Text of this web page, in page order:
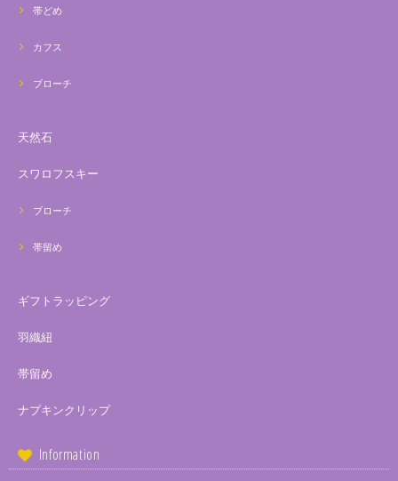
帯どめ
カフス
ブローチ
天然石
スワロフスキー
ブローチ
帯留め
ギフトラッピング
羽織紐
帯留め
ナプキンクリップ
Information